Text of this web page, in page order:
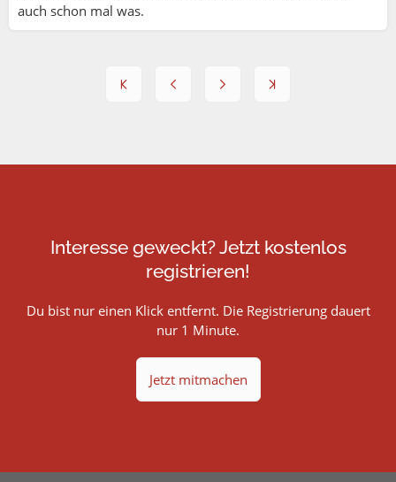
auch schon mal was.
Interesse geweckt? Jetzt kostenlos
registrieren!
Du bist nur einen Klick entfernt. Die Registrierung dauert
nur 1 Minute.
Jetzt mitmachen